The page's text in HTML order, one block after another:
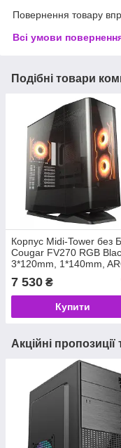
Повернення товару
Всі умови
Подібні товари
Корпус Midi-Tower без
Cougar FV270 RGB
3*120mm, 1*140mm,
Fan Pre-installed, Type-
x1, USB3.0 x2, Audio x1
(код
7 530 ₴
Купити
Акційні